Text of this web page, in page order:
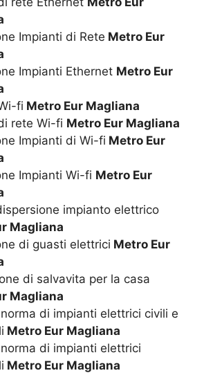
Impianti di Rete Metro Eur
Impianti Ethernet Metro Eur
fi Metro Eur Magliana
rete Wi-fi Metro Eur Magliana
Impianti di Wi-fi Metro Eur
Impianti Wi-fi Metro Eur
impianto elettrico
Magliana
di guasti elettrici Metro Eur
di salvavita per la casa
Magliana
di impianti elettrici civili e
Metro Eur Magliana
di impianti elettrici
Metro Eur Magliana